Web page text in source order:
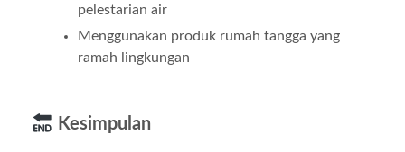
pelestarian air
Menggunakan produk rumah tangga yang
ramah lingkungan
Kesimpulan